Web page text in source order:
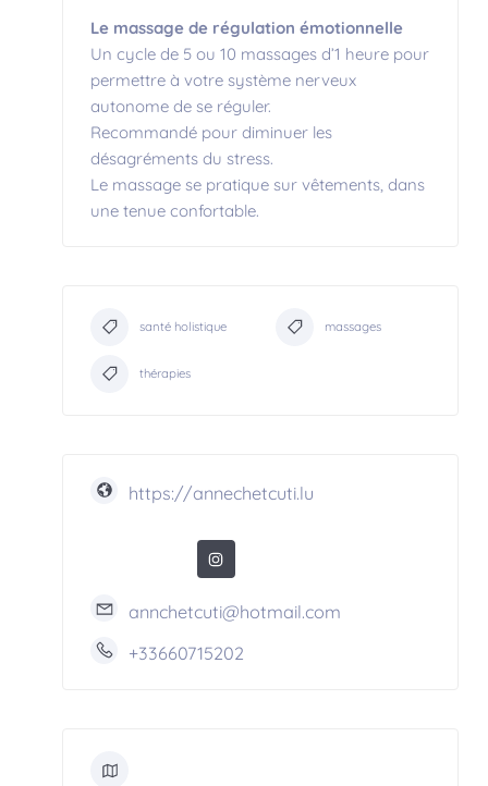
Le massage de régulation émotionnelle
Un cycle de 5 ou 10 massages d’1 heure pour
permettre à votre système nerveux
autonome de se réguler.
Recommandé pour diminuer les
désagréments du stress.
Le massage se pratique sur vêtements, dans
une tenue confortable.
santé holistique massages
thérapies
https://annechetcuti.lu
annchetcuti@hotmail.com
+33660715202